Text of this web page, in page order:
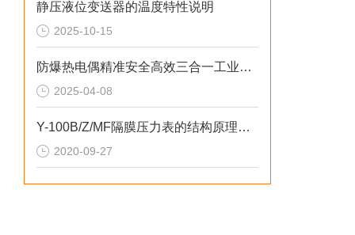
静压液位变送器的温度特性说明
2025-10-15
防爆热电偶精准安全高效三合一工业测温方案
2025-04-08
Y-100B/Z/MF隔膜压力表的结构原理和温度特性
2020-09-27